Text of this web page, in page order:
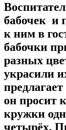
бабочек и
к ним в
бабочки
разных
украсили
он просит
кружки
четырёх.